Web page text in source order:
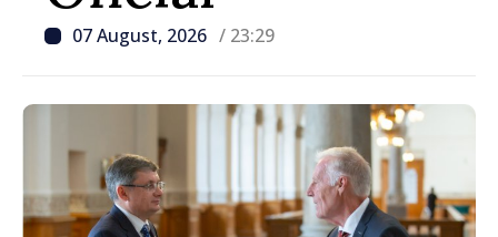
07 August, 2026 / 23:29